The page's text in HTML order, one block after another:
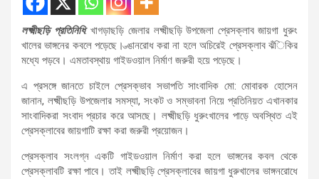
লক্ষ্মীছড়ি প্রতিনিধি: খাগড়াছড়ি জেলার লক্ষ্মীছড়ি উপজেলা প্রেসক্লাব জায়গা ধুরুং
খালের ভাঙ্গনের কবলে পড়েছে। ভ্ঙানরোধ করা না হলে অচিরেই প্রেসক্লাব ঝঁিকির
মধ্যে পড়বে। এমতাবস্থায় গাইডওয়াল নির্মাণ জরুরী হয়ে পড়েছে।
এ প্রসঙ্গে জানতে চাইলে প্রেসক্ভাব সভাপতি সাংবাদিক মো: মোবারক হোসেন
জানান, লক্ষ্মীছড়ি উপজেলার সমস্যা, সংকট ও সম্ভাবনা নিয়ে প্রতিনিয়ত এখানকার
সাংবাদিকরা সংবাদ প্রচার করে আসছে। লক্ষ্মীছড়ি ধুরুংখালের পাড়ে অবস্থিত এই
প্রেসক্লাবের জায়গাটি রক্ষা করা জরুরী প্রয়োজন।
প্রেসক্লাব সংলগ্ন একটি গাইডওয়াল নির্মাণ করা হলে ভাঙ্গনের কবল থেকে
প্রেসক্লাবটি রক্ষা পাবে। তাই লক্ষ্মীছড়ি প্রেসক্লাবের জায়গা ধুরুখালের ভাঙ্গনরোধে